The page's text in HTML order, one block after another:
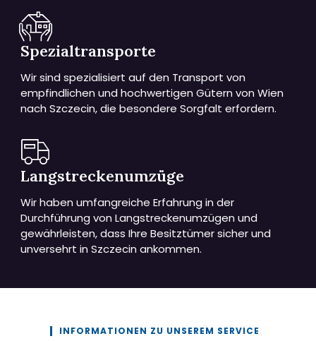
Spezialtransporte
Wir sind spezialisiert auf den Transport von
empfindlichen und hochwertigen Gütern von Wien
nach Szczecin, die besondere Sorgfalt erfordern.
Langstreckenumzüge
Wir haben umfangreiche Erfahrung in der
Durchführung von Langstreckenumzügen und
gewährleisten, dass Ihre Besitztümer sicher und
unversehrt in Szczecin ankommen.
INFORMATIONEN ZU UNSEREM SERVICE